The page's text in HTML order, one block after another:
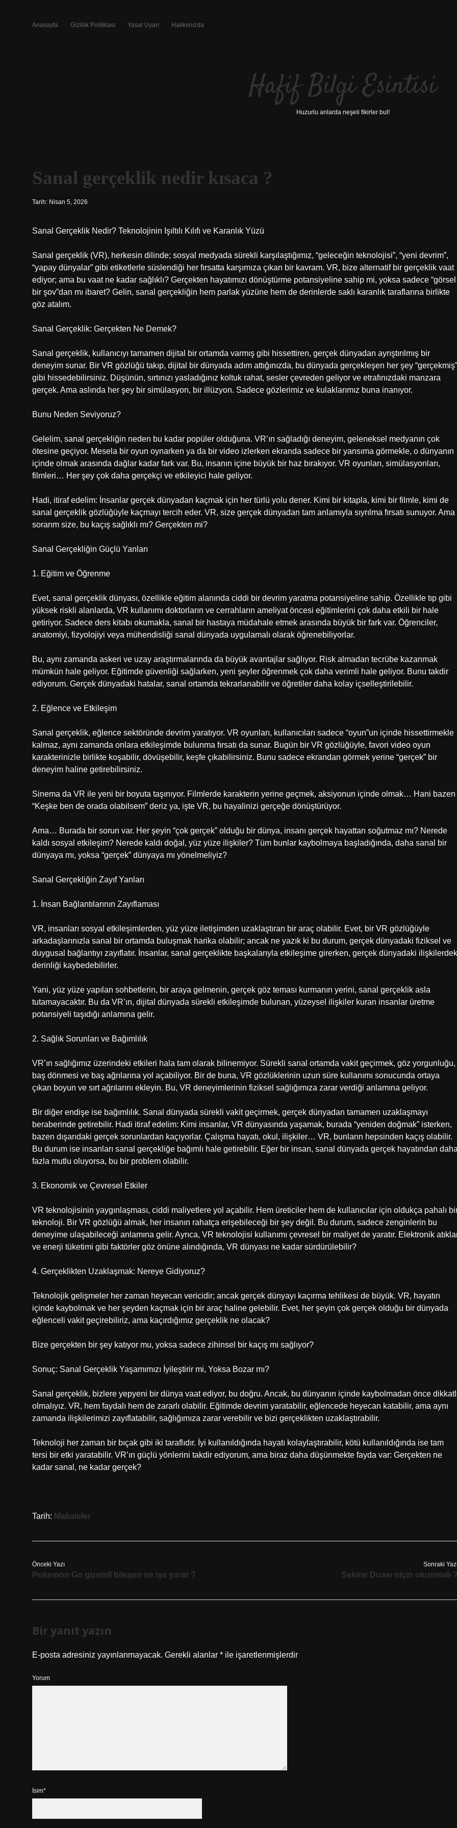
Anasayfa Gizlilik Politikası Yasal Uyarı Hakkımızda
Hafif Bilgi Esintisi
Huzurlu anlarda neşeli fikirler bul!
Sanal gerçeklik nedir kısaca ?
Tarih: Nisan 5, 2026
Sanal Gerçeklik Nedir? Teknolojinin Işıltılı Kılıfı ve Karanlık Yüzü
Sanal gerçeklik (VR), herkesin dilinde; sosyal medyada sürekli karşılaştığımız, “geleceğin teknolojisi”, “yeni devrim”,
“yapay dünyalar” gibi etiketlerle süslendiği her fırsatta karşımıza çıkan bir kavram. VR, bize alternatif bir gerçeklik vaat
ediyor; ama bu vaat ne kadar sağlıklı? Gerçekten hayatımızı dönüştürme potansiyeline sahip mi, yoksa sadece “görsel
bir şov”dan mı ibaret? Gelin, sanal gerçekliğin hem parlak yüzüne hem de derinlerde saklı karanlık taraflarına birlikte
göz atalım.
Sanal Gerçeklik: Gerçekten Ne Demek?
Sanal gerçeklik, kullanıcıyı tamamen dijital bir ortamda varmış gibi hissettiren, gerçek dünyadan ayrıştırılmış bir
deneyim sunar. Bir VR gözlüğü takıp, dijital bir dünyada adım attığınızda, bu dünyada gerçekleşen her şey “gerçekmiş”
gibi hissedebilirsiniz. Düşünün, sırtınızı yasladığınız koltuk rahat, sesler çevreden geliyor ve etrafınızdaki manzara
gerçek. Ama aslında her şey bir simülasyon, bir illüzyon. Sadece gözlerimiz ve kulaklarımız buna inanıyor.
Bunu Neden Seviyoruz?
Gelelim, sanal gerçekliğin neden bu kadar popüler olduğuna. VR’ın sağladığı deneyim, geleneksel medyanın çok
ötesine geçiyor. Mesela bir oyun oynarken ya da bir video izlerken ekranda sadece bir yansıma görmekle, o dünyanın
içinde olmak arasında dağlar kadar fark var. Bu, insanın içine büyük bir haz bırakıyor. VR oyunları, simülasyonları,
filmleri… Her şey çok daha gerçekçi ve etkileyici hale geliyor.
Hadi, itiraf edelim: İnsanlar gerçek dünyadan kaçmak için her türlü yolu dener. Kimi bir kitapla, kimi bir filmle, kimi de
sanal gerçeklik gözlüğüyle kaçmayı tercih eder. VR, size gerçek dünyadan tam anlamıyla sıyrılma fırsatı sunuyor. Ama
sorarım size, bu kaçış sağlıklı mı? Gerçekten mi?
Sanal Gerçekliğin Güçlü Yanları
1. Eğitim ve Öğrenme
Evet, sanal gerçeklik dünyası, özellikle eğitim alanında ciddi bir devrim yaratma potansiyeline sahip. Özellikle tıp gibi
yüksek riskli alanlarda, VR kullanımı doktorların ve cerrahların ameliyat öncesi eğitimlerini çok daha etkili bir hale
getiriyor. Sadece ders kitabı okumakla, sanal bir hastaya müdahale etmek arasında büyük bir fark var. Öğrenciler,
anatomiyi, fizyolojiyi veya mühendisliği sanal dünyada uygulamalı olarak öğrenebiliyorlar.
Bu, aynı zamanda askeri ve uzay araştırmalarında da büyük avantajlar sağlıyor. Risk almadan tecrübe kazanmak
mümkün hale geliyor. Eğitimde güvenliği sağlarken, yeni şeyler öğrenmek çok daha verimli hale geliyor. Bunu takdir
ediyorum. Gerçek dünyadaki hatalar, sanal ortamda tekrarlanabilir ve öğretiler daha kolay içselleştirilebilir.
2. Eğlence ve Etkileşim
Sanal gerçeklik, eğlence sektöründe devrim yaratıyor. VR oyunları, kullanıcıları sadece “oyun”un içinde hissettirmekle
kalmaz, aynı zamanda onlara etkileşimde bulunma fırsatı da sunar. Bugün bir VR gözlüğüyle, favori video oyun
karakterinizle birlikte koşabilir, dövüşebilir, keşfe çıkabilirsiniz. Bunu sadece ekrandan görmek yerine “gerçek” bir
deneyim haline getirebilirsiniz.
Sinema da VR ile yeni bir boyuta taşınıyor. Filmlerde karakterin yerine geçmek, aksiyonun içinde olmak… Hani bazen
“Keşke ben de orada olabilsem” deriz ya, işte VR, bu hayalinizi gerçeğe dönüştürüyor.
Ama… Burada bir sorun var. Her şeyin “çok gerçek” olduğu bir dünya, insanı gerçek hayattan soğutmaz mı? Nerede
kaldı sosyal etkileşim? Nerede kaldı doğal, yüz yüze ilişkiler? Tüm bunlar kaybolmaya başladığında, daha sanal bir
dünyaya mı, yoksa “gerçek” dünyaya mı yönelmeliyiz?
Sanal Gerçekliğin Zayıf Yanları
1. İnsan Bağlantılarının Zayıflaması
VR, insanları sosyal etkileşimlerden, yüz yüze iletişimden uzaklaştıran bir araç olabilir. Evet, bir VR gözlüğüyle
arkadaşlarınızla sanal bir ortamda buluşmak harika olabilir; ancak ne yazık ki bu durum, gerçek dünyadaki fiziksel ve
duygusal bağlantıyı zayıflatır. İnsanlar, sanal gerçeklikte başkalarıyla etkileşime girerken, gerçek dünyadaki
derinliği kaybedebilirler.
Yani, yüz yüze yapılan sohbetlerin, bir araya gelmenin, gerçek göz teması kurmanın yerini, sanal gerçeklik asla
tutamayacaktır. Bu da VR’ın, dijital dünyada sürekli etkileşimde bulunan, yüzeysel ilişkiler kuran insanlar üretme
potansiyeli taşıdığı anlamına gelir.
2. Sağlık Sorunları ve Bağımlılık
VR’ın sağlığımız üzerindeki etkileri hala tam olarak bilinemiyor. Sürekli sanal ortamda vakit geçirmek, göz yorgunluğu,
baş dönmesi ve baş ağrılarına yol açabiliyor. Bir de buna, VR gözlüklerinin uzun süre kullanımı sonucunda ortaya
çıkan boyun ve sırt ağrılarını ekleyin. Bu, VR deneyimlerinin fiziksel sağlığımıza zarar verdiği anlamına geliyor.
Bir diğer endişe ise bağımlılık. Sanal dünyada sürekli vakit geçirmek, gerçek dünyadan tamamen uzaklaşmayı
beraberinde getirebilir. Hadi itiraf edelim: Kimi insanlar, VR dünyasında yaşamak, burada “yeniden doğmak” isterken,
bazen dışarıdaki gerçek sorunlardan kaçıyorlar. Çalışma hayatı, okul, ilişkiler… VR, bunların hepsinden kaçış olabilir.
Bu durum ise insanları sanal gerçekliğe bağımlı hale getirebilir. Eğer bir insan, sanal dünyada gerçek hayatından daha
fazla mutlu oluyorsa, bu bir problem olabilir.
3. Ekonomik ve Çevresel Etkiler
VR teknolojisinin yaygınlaşması, ciddi maliyetlere yol açabilir. Hem üreticiler hem de kullanıcılar için oldukça pahalı
teknoloji. Bir VR gözlüğü almak, her insanın rahatça erişebileceği bir şey değil. Bu durum, sadece zenginlerin bu
deneyime ulaşabileceği anlamına gelir. Ayrıca, VR teknolojisi kullanımı çevresel bir maliyet de yaratır. Elektronik
ve enerji tüketimi gibi faktörler göz önüne alındığında, VR dünyası ne kadar sürdürülebilir?
4. Gerçeklikten Uzaklaşmak: Nereye Gidiyoruz?
Teknolojik gelişmeler her zaman heyecan vericidir; ancak gerçek dünyayı kaçırma tehlikesi de büyük. VR, hayatın
içinde kaybolmak ve her şeyden kaçmak için bir araç haline gelebilir. Evet, her şeyin çok gerçek olduğu bir dünyada
eğlenceli vakit geçirebiliriz, ama kaçırdığımız gerçeklik ne olacak?
Bize gerçekten bir şey katıyor mu, yoksa sadece zihinsel bir kaçış mı sağlıyor?
Sonuç: Sanal Gerçeklik Yaşamımızı İyileştirir mi, Yoksa Bozar mı?
Sanal gerçeklik, bizlere yepyeni bir dünya vaat ediyor, bu doğru. Ancak, bu dünyanın içinde kaybolmadan önce
olmalıyız. VR, hem faydalı hem de zararlı olabilir. Eğitimde devrim yaratabilir, eğlencede heyecan katabilir, ama aynı
zamanda ilişkilerimizi zayıflatabilir, sağlığımıza zarar verebilir ve bizi gerçeklikten uzaklaştırabilir.
Teknoloji her zaman bir bıçak gibi iki taraflıdır. İyi kullanıldığında hayatı kolaylaştırabilir, kötü kullanıldığında ise tam
tersi bir etki yaratabilir. VR’ın güçlü yönlerini takdir ediyorum, ama biraz daha düşünmekte fayda var: Gerçekten ne
kadar sanal, ne kadar gerçek?
Tarih: Makaleler
Önceki Yazı
Pokemon Go gizemli bileşen ne işe yarar ?
Sonraki
Sekine Duası niçin okunmalı ?
Bir yanıt yazın
E-posta adresiniz yayınlanmayacak. Gerekli alanlar * ile işaretlenmişlerdir
Yorum
İsim*